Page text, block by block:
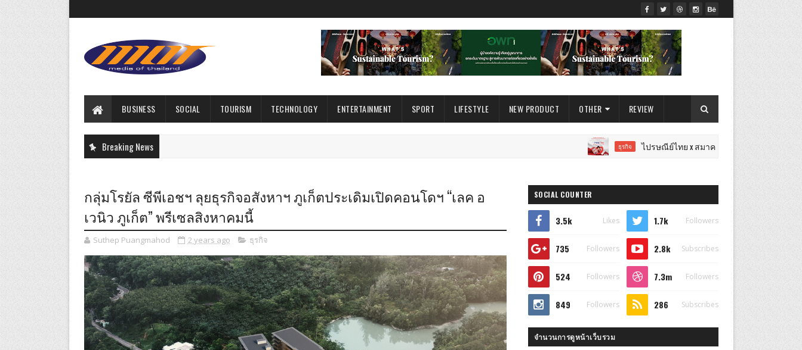
BUSINESS SOCIAL TOURISM TECHNOLOGY ENTERTAINMENT SPORT LIFESTYLE NEW PRODUCT OTHER REVIEW
Breaking News ไปรษณีย์ไทย x สมาคมการตลาดฯ เปิดเวทีแจ้งเกิดนักการตลาด
กลุ่มโรยัล ซีพีเอชฯ ลุยธุรกิจอสังหาฯ ภูเก็ตประเดิมเปิดคอนโดฯ “เลค อ
เวนิว ภูเก็ต” พรีเซลสิงหาคมนี้
Suthep Puangmahod 2 years ago ธุรกิจ
SOCIAL COUNTER
3.5k Likes 1.7k Followers
735 Followers 2.8k Subscribes
524 Followers 7.3m Followers
849 Followers 286 Subscribes
จำนวนการดูหน้าเว็บรวม